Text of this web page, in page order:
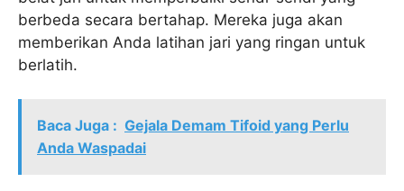
berbeda secara bertahap. Mereka juga akan
memberikan Anda latihan jari yang ringan untuk
berlatih.
Baca Juga : Gejala Demam Tifoid yang Perlu
Anda Waspadai